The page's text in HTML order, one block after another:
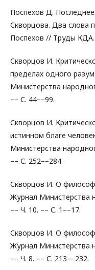
Поспехов Д.
Скворцова. Два слова
Поспехов // Труды КДА.
Скворцов И.
пределах одного
Министерства
–– С. 44––99.
Скворцов И.
истинном благе
Министерства
–– С. 252––284.
Скворцов И. О
Журнал Министерства
–– Ч. 10. –– С. 1––17.
Скворцов И. О
Журнал Министерства
–– Ч. 8. –– С. 213––232.